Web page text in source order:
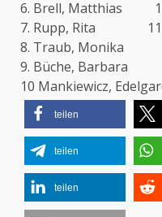
6. Brell, Matthias
7. Rupp, Rita
8. Traub, Monika
9. Büche, Barbara
10 Mankiewicz,
teilen
teilen
teilen